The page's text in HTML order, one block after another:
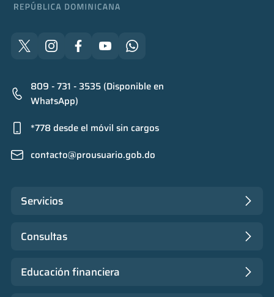
809 - 731 - 3535 (Disponible en
WhatsApp)
*778 desde el móvil sin cargos
contacto@prousuario.gob.do
Servicios
Consultas
Educación financiera